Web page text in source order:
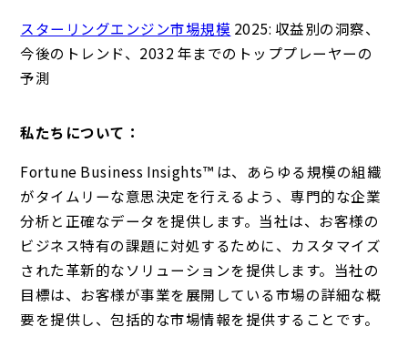
スターリングエンジン市場規模 2025: 収益別の洞察、
今後のトレンド、2032 年までのトッププレーヤーの
予測
私たちについて：
Fortune Business Insights™ は、あらゆる規模の組織
がタイムリーな意思決定を行えるよう、専門的な企業
分析と正確なデータを提供します。当社は、お客様の
ビジネス特有の課題に対処するために、カスタマイズ
された革新的なソリューションを提供します。当社の
目標は、お客様が事業を展開している市場の詳細な概
要を提供し、包括的な市場情報を提供することです。